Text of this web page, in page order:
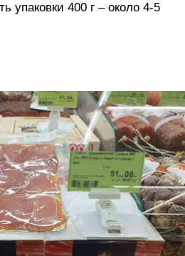
упаковки 400 г – около 4-5